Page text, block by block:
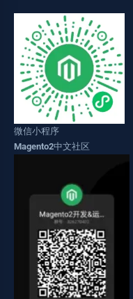
微信小程序
Magento2中文社区